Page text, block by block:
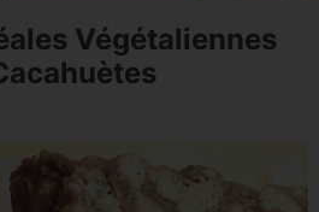
Végétaliennes